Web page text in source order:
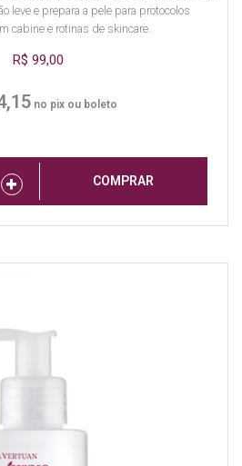
leve e prepara a pele para protocolos
cabine e rotinas de skincare.
R$ 99,00
no pix ou boleto
COMPRAR